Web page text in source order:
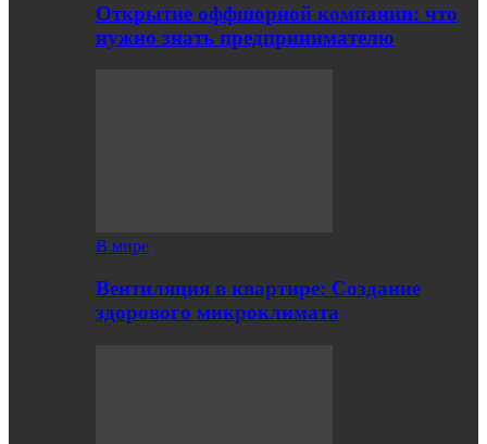
Открытие оффшорной компании: что
нужно знать предпринимателю
В мире
Вентиляция в квартире: Создание
здорового микроклимата